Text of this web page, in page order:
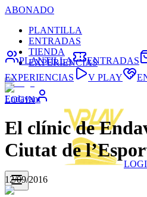
ABONADO
PLANTILLA
ENTRADAS
TIENDA
EXPERIENCIAS
LOGIN
PLANTILLA ENTRADAS
EXPERIENCIAS
V PLAY
Endavant
El clínic de
Ciutat de
12/09/2016